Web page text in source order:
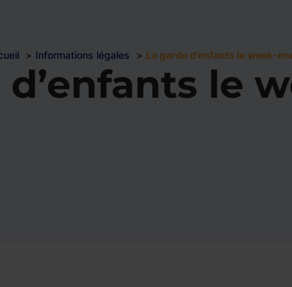
Informations légales La garde d’enfants le week-
le